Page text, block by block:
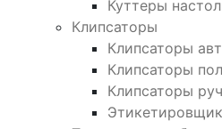
Куттеры
Клипсаторы
Клипсаторы
Клипсаторы
Клипсаторы